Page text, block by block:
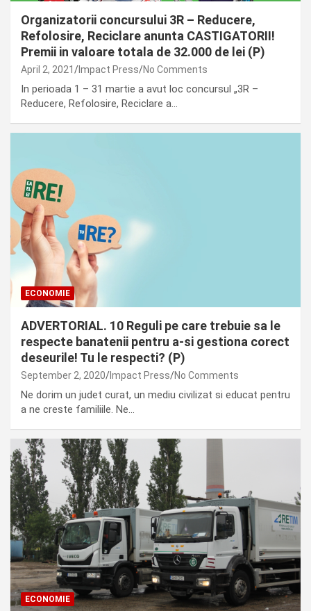
Organizatorii concursului 3R – Reducere,
Refolosire, Reciclare anunta CASTIGATORII!
Premii in valoare totala de 32.000 de lei (P)
April 2, 2021 Impact Press No Comments
In perioada 1 – 31 martie a avut loc concursul „3R –
Reducere, Refolosire, Reciclare a…
ECONOMIE
ADVERTORIAL. 10 Reguli pe care trebuie sa le
respecte banatenii pentru a-si gestiona corect
deseurile! Tu le respecti? (P)
September 2, 2020 Impact Press No Comments
Ne dorim un judet curat, un mediu civilizat si educat pentru
a ne creste familiile. Ne…
ECONOMIE